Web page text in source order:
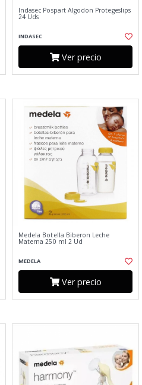
Indasec Pospart Algodon Protegeslips
24 Uds
INDASEC
Ver precio
Medela Botella Biberon Leche
Materna 250 ml 2 Ud
MEDELA
Ver precio